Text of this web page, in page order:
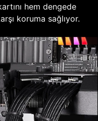
hem dengede
koruma sağlıyor.